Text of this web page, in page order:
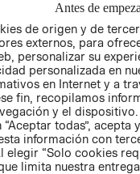
POLÍTICA
EMPRESARIAL
Antes de
de origen y de
externos, para
personalizar su
personalizada en
en Internet y a
fin, recopilamos
y el dispositivo.
todas”, acepta
información con
elegir “Solo cookies
limita nuestra